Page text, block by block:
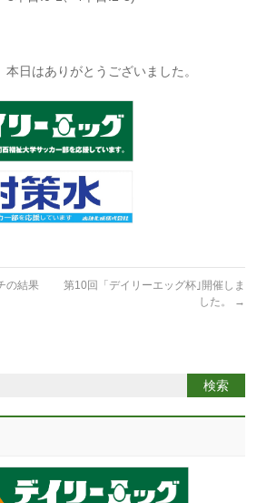
日はありがとうございました。
の結果
第10回「デイリーエッグ杯｣開催しま
した。
→